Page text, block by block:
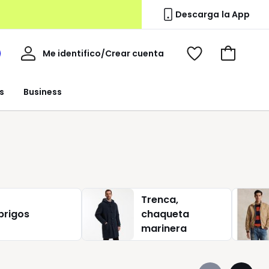
Descarga la App
Business
Me identifico/Crear cuenta
Mi
Ver
Ir
Trenca,
chaqueta
marinera